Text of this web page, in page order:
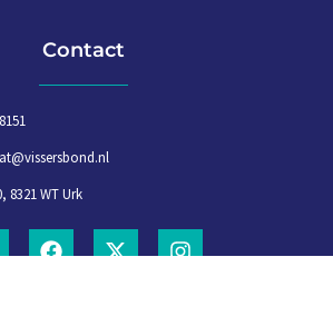
Contact
8321 WT Urk